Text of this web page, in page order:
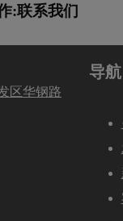
:联系我们
区华钢路
导航